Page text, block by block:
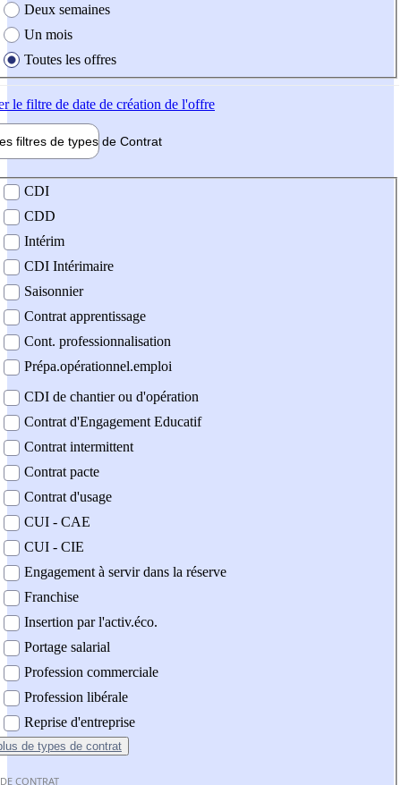
Deux semaines
Un mois
Toutes les offres
le filtre de date de création de l'offre
filtres de types de Contrat
contrat
CDI
CDD
Intérim
CDI Intérimaire
Saisonnier
Contrat apprentissage
Cont. professionnalisation
Prépa.opérationnel.emploi
CDI de chantier ou d'opération
Contrat d'Engagement Educatif
Contrat intermittent
Contrat pacte
Contrat d'usage
CUI - CAE
CUI - CIE
Engagement à servir dans la réserve
Franchise
Insertion par l'activ.éco.
Portage salarial
Profession commerciale
Profession libérale
Reprise d'entreprise
de types de contrat
CONTRAT